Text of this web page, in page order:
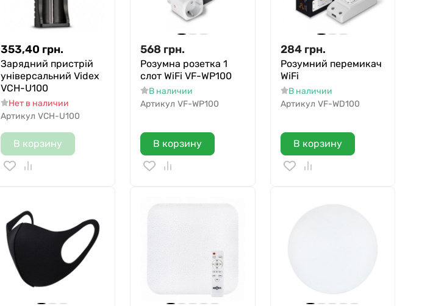
353,40 грн.
Зарядний пристрій
універсальний Videx
VCH-U100
Нет в наличии
Артикул VCH-U100
В корзину
568 грн.
Розумна розетка 1
слот WiFi VF-WP100
В наличии
Артикул VF-WP100
В корзину
284 грн.
Розумний перемикач
WiFi
В наличии
Артикул VF-WD100
В корзину